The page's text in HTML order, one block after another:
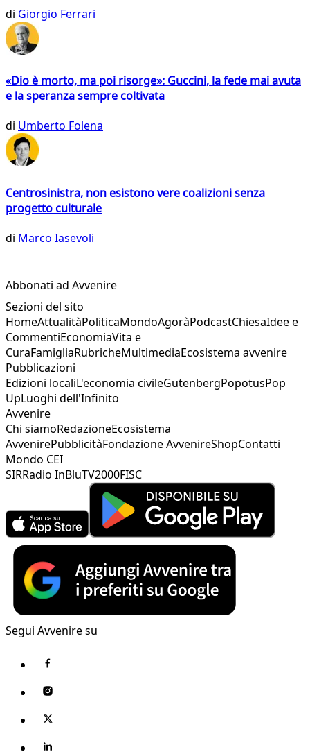
di Giorgio Ferrari
«Dio è morto, ma poi risorge»: Guccini, la fede mai avuta
e la speranza sempre coltivata
di Umberto Folena
Centrosinistra, non esistono vere coalizioni senza
progetto culturale
di Marco Iasevoli
Abbonati ad Avvenire
Sezioni del sito
HomeAttualitàPoliticaMondoAgoràPodcastChiesaIdee e
CommentiEconomiaVita e
CuraFamigliaRubricheMultimediaEcosistema avvenire
Pubblicazioni
Edizioni localiL'economia civileGutenbergPopotusPop
UpLuoghi dell'Infinito
Avvenire
Chi siamoRedazioneEcosistema
AvvenirePubblicitàFondazione AvvenireShopContatti
Mondo CEI
SIRRadio InBluTV2000FISC
Segui Avvenire su